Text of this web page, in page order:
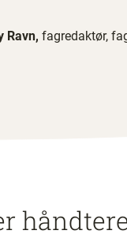
Ravn, fagredaktør,